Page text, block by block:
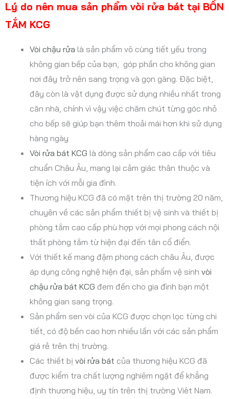
Lý do nên mua sản phẩm vòi rửa bát tại BỒN
TẮM KCG
Vòi chậu rửa là sản phẩm vô cùng tiết yếu trong
không gian bếp của bạn, góp phần cho không gian
nơi đây trở nên sang trọng và gọn gàng. Đặc biệt,
đây còn là vật dụng được sử dụng nhiều nhất trong
căn nhà, chính vì vậy việc chăm chút từng góc nhỏ
cho bếp sẽ giúp bạn thêm thoải mái hơn khi sử dụng
hàng ngày
Vòi rửa bát KCG là dòng sản phẩm cao cấp với tiêu
chuẩn Châu Âu, mang lại cảm giác thân thuộc và
tiện ích với mỗi gia đình.
Thương hiệu KCG đã có mặt trên thị trường 20 năm,
chuyên về các sản phẩm thiết bị vệ sinh và thiết bị
phòng tắm cao cấp phù hợp với mọi phong cách nội
thất phòng tắm từ hiện đại đến tân cổ điển.
Với thiết kế mang đậm phong cách châu Âu, được
áp dụng công nghệ hiện đại, sản phẩm vệ sinh vòi
chậu rửa bát KCG đem đến cho gia đình bạn một
không gian sang trọng.
Sản phẩm sen vòi của KCG được chọn lọc từng chi
tiết, có độ bền cao hơn nhiều lần với các sản phẩm
giá rẻ trên thị trường.
Các thiết bị vòi rửa bát của thương hiệu KCG đã
được kiểm tra chất lượng nghiêm ngặt để khẳng
định thương hiệu, uy tín trên thị trường Viêt Nam.